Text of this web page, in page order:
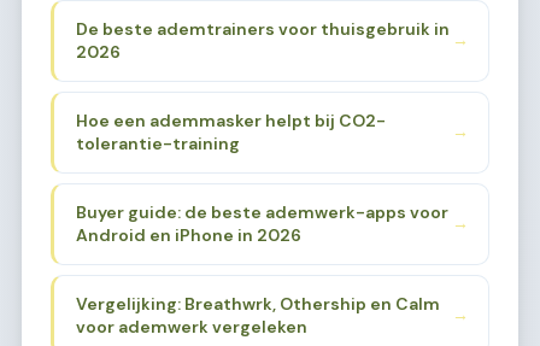
De beste ademtrainers voor thuisgebruik in
2026
→
Hoe een ademmasker helpt bij CO2-
tolerantie-training
→
Buyer guide: de beste ademwerk-apps voor
Android en iPhone in 2026
→
Vergelijking: Breathwrk, Othership en Calm
voor ademwerk vergeleken
→